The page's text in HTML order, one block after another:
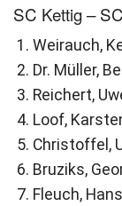
SC Kettig –
Weirauch,
Dr. Müller,
Reichert,
Loof,
Christoffel,
Bruziks,
Fleuch,